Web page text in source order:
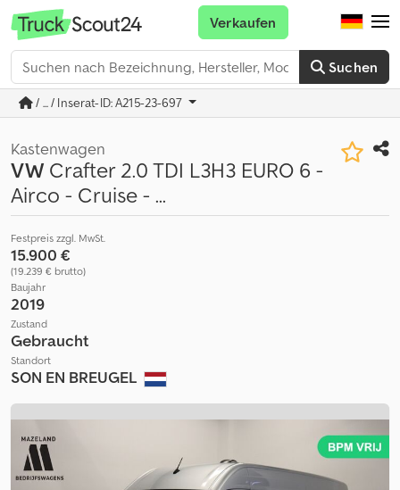
Suchen
Verkaufen
/ ... / Inserat-ID: A215-23-697
Kastenwagen
VW Crafter 2.0 TDI L3H3 EURO 6 -
Airco - Cruise - ...
Festpreis zzgl. MwSt.
15.900 €
(19.239 € brutto)
Baujahr
2019
Zustand
Gebraucht
Standort
SON EN BREUGEL